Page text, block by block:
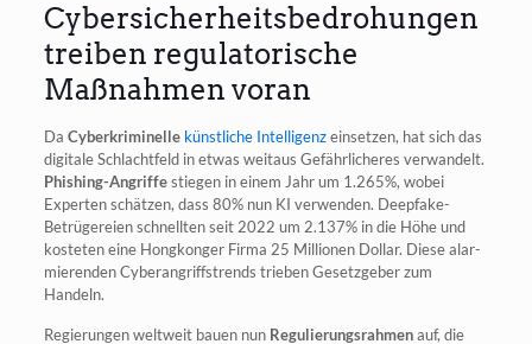
Cybersicherheitsbedrohungen
treiben regulatorische
Maßnahmen voran
Da Cyber­kri­mi­nel­le künst­li­che Intel­li­genzein­set­zen, hat sich das
digi­ta­le Schlacht­feld in etwas weit­aus Gefähr­li­che­res ver­wan­delt.
Phis­hing-Angrif­festie­gen in einem Jahr um 1.265%, wobei
Exper­ten schät­zen, dass 80% nun KI ver­wen­den. Deepf­ake-
Betrü­ge­rei­en schnell­ten seit 2022 um 2.137% in die Höhe und
kos­te­ten eine Hong­kon­ger Fir­ma 25 Mil­lio­nen Dol­lar. Die­se alar­
mie­ren­den Cyber­an­griffs­trends trie­ben Gesetz­ge­ber zum
Handeln.
Regie­run­gen welt­weit bau­en nun Regu­lie­rungs­rah­menauf, die